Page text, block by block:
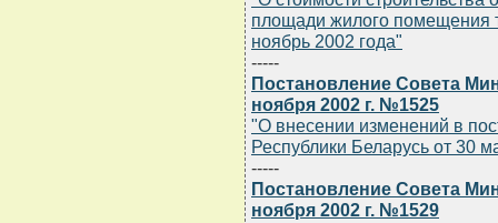
площади жилого помещения
ноябрь 2002 года"
-----
Постановление Совета
ноября 2002 г. №1525
"О внесении изменений в
Республики Беларусь от 30
-----
Постановление Совета
ноября 2002 г. №1529